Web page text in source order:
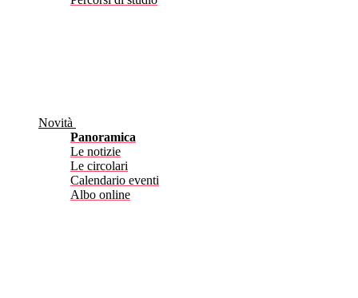
Novità
Panoramica
Le notizie
Le circolari
Calendario eventi
Albo online